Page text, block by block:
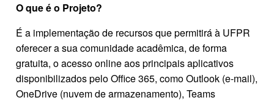
O que é o Projeto?
É a implementação de recursos que permitirá à UFPR
oferecer a sua comunidade acadêmica, de forma
gratuita, o acesso online aos principais aplicativos
disponibilizados pelo Office 365, como Outlook (e-mail),
OneDrive (nuvem de armazenamento), Teams